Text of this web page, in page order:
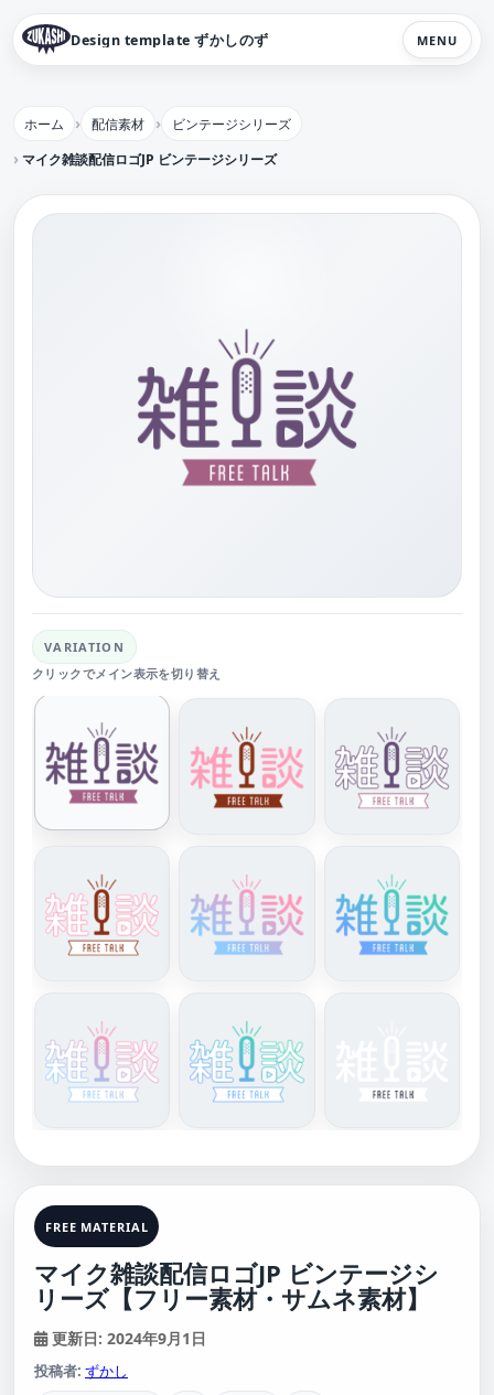
Design template ずかしのず MENU
ホーム 配信素材
ビンテージシリーズ
マイク雑談配信ロゴJP ビンテージシリーズ【フリー素材・サムネ素材】
VARIATION
クリックでメイン表示を切り替え
FREE MATERIAL
マイク雑談配信ロゴJP ビンテージシ
リーズ【フリー素材・サムネ素材】
更新日: 2024年9月1日
投稿者: ずかし